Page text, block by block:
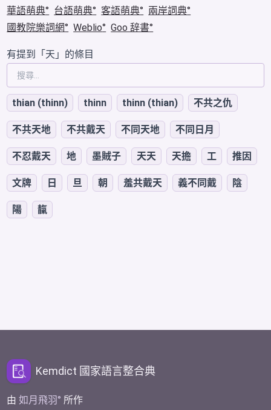
華語萌典
台語萌典 客語萌典
兩岸詞典
國教院樂詞網
Weblio Goo 辞書
有提到「天」的條目
thian (thinn) thinn thinn (thian) 不共之仇
不共天地 不共戴天 不同天地 不同日月
不忍戴天 地 墨賊子 天天 天擔 工 推因
文牌 日 旦 朝 羞共戴天 義不同戴 陰
陽 靝
Kemdict 國家語言整合典
由如月飛羽 所作